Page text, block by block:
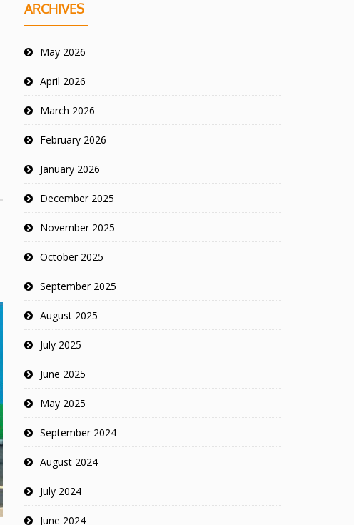
ARCHIVES
May 2026
April 2026
March 2026
February 2026
January 2026
December 2025
November 2025
October 2025
September 2025
August 2025
July 2025
June 2025
May 2025
September 2024
August 2024
July 2024
June 2024